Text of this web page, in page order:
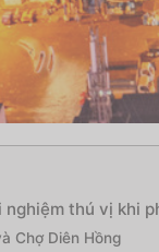
thú vị khi
Chợ Diên Hồng